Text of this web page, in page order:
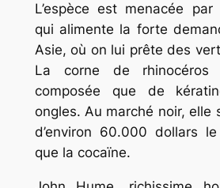
L’espèce est menacée
qui alimente la forte
Asie, où on lui prête des
La corne de rhinocéros
composée que de
ongles. Au marché noir, elle
d’environ 60.000 dollars
que la cocaïne.